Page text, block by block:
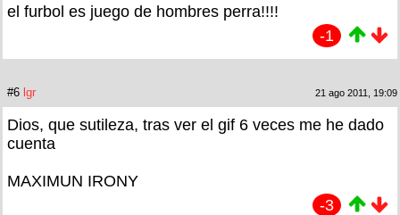
el furbol es juego de hombres perra!!!!
-1
#6 lgr 21 ago 2011, 19:09
Dios, que sutileza, tras ver el gif 6 veces me he dado
cuenta
MAXIMUN IRONY
-3